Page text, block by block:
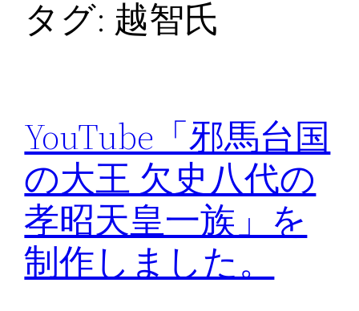
タグ: 越智氏
YouTube「邪馬台国
の大王 欠史八代の
孝昭天皇一族」を
制作しました。